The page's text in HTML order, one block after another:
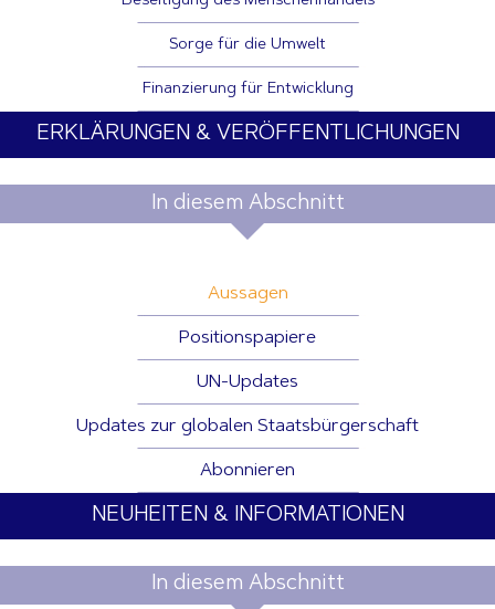
Sorge für die Umwelt
Finanzierung für Entwicklung
ERKLÄRUNGEN & VERÖFFENTLICHUNGEN
In diesem Abschnitt
Aussagen
Positionspapiere
UN-Updates
Updates zur globalen Staatsbürgerschaft
Abonnieren
NEUHEITEN & INFORMATIONEN
In diesem Abschnitt